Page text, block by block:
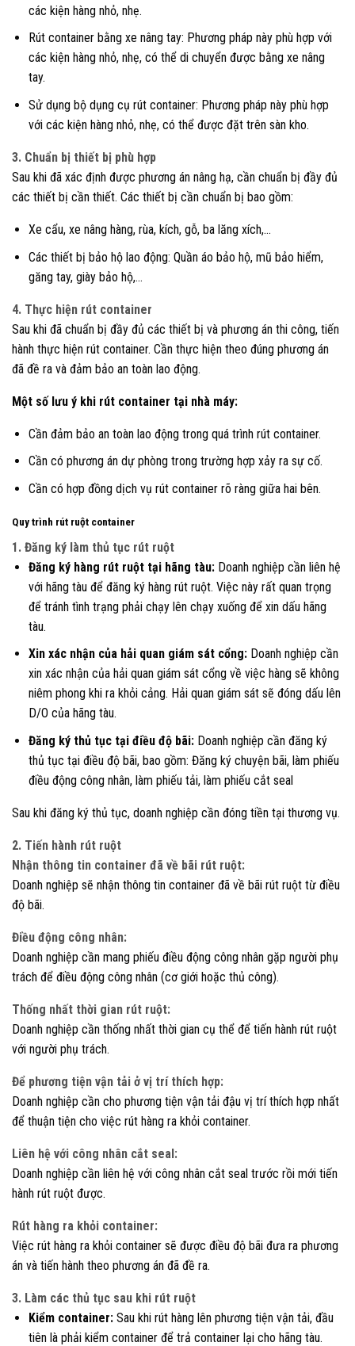
các kiện hàng nhỏ, nhẹ.
Rút container bằng xe nâng tay: Phương pháp này phù hợp với
các kiện hàng nhỏ, nhẹ, có thể di chuyển được bằng xe nâng
tay.
Sử dụng bộ dụng cụ rút container: Phương pháp này phù hợp
với các kiện hàng nhỏ, nhẹ, có thể được đặt trên sàn kho.
3. Chuẩn bị thiết bị phù hợp
Sau khi đã xác định được phương án nâng hạ, cần chuẩn bị đầy đủ
các thiết bị cần thiết. Các thiết bị cần chuẩn bị bao gồm:
Xe cẩu, xe nâng hàng, rùa, kích, gỗ, ba lăng xích,…
Các thiết bị bảo hộ lao động: Quần áo bảo hộ, mũ bảo hiểm,
găng tay, giày bảo hộ,…
4. Thực hiện rút container
Sau khi đã chuẩn bị đầy đủ các thiết bị và phương án thi công, tiến
hành thực hiện rút container. Cần thực hiện theo đúng phương án
đã đề ra và đảm bảo an toàn lao động.
Một số lưu ý khi rút container tại nhà máy:
Cần đảm bảo an toàn lao động trong quá trình rút container.
Cần có phương án dự phòng trong trường hợp xảy ra sự cố.
Cần có hợp đồng dịch vụ rút container rõ ràng giữa hai bên.
Quy trình rút ruột container
1. Đăng ký làm thủ tục rút ruột
Đăng ký hàng rút ruột tại hãng tàu: Doanh nghiệp cần liên hệ
với hãng tàu để đăng ký hàng rút ruột. Việc này rất quan trọng
để tránh tình trạng phải chạy lên chạy xuống để xin dấu hãng
tàu.
Xin xác nhận của hải quan giám sát cổng: Doanh nghiệp cần
xin xác nhận của hải quan giám sát cổng về việc hàng sẽ không
niêm phong khi ra khỏi cảng. Hải quan giám sát sẽ đóng dấu lên
D/O của hãng tàu.
Đăng ký thủ tục tại điều độ bãi: Doanh nghiệp cần đăng ký
thủ tục tại điều độ bãi, bao gồm: Đăng ký chuyện bãi, làm phiếu
điều động công nhân, làm phiếu tải, làm phiếu cắt seal
Sau khi đăng ký thủ tục, doanh nghiệp cần đóng tiền tại thương vụ.
2. Tiến hành rút ruột
Nhận thông tin container đã về bãi rút ruột:
Doanh nghiệp sẽ nhận thông tin container đã về bãi rút ruột từ điều
độ bãi.
Điều động công nhân:
Doanh nghiệp cần mang phiếu điều động công nhân gặp người phụ
trách để điều động công nhân (cơ giới hoặc thủ công).
Thống nhất thời gian rút ruột:
Doanh nghiệp cần thống nhất thời gian cụ thể để tiến hành rút ruột
với người phụ trách.
Để phương tiện vận tải ở vị trí thích hợp:
Doanh nghiệp cần cho phương tiện vận tải đậu vị trí thích hợp nhất
để thuận tiện cho việc rút hàng ra khỏi container.
Liên hệ với công nhân cắt seal:
Doanh nghiệp cần liên hệ với công nhân cắt seal trước rồi mới tiến
hành rút ruột được.
Rút hàng ra khỏi container:
Việc rút hàng ra khỏi container sẽ được điều độ bãi đưa ra phương
án và tiến hành theo phương án đã đề ra.
3. Làm các thủ tục sau khi rút ruột
Kiểm container: Sau khi rút hàng lên phương tiện vận tải, đầu
tiên là phải kiểm container để trả container lại cho hãng tàu.